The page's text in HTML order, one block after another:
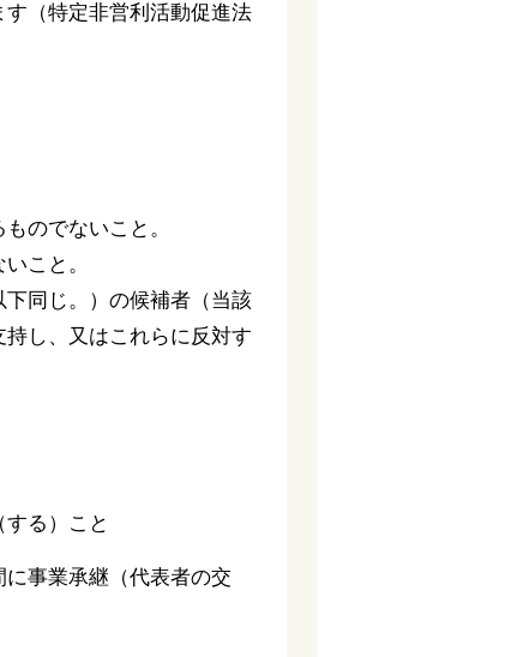
（特定非営利活動促進法
のでないこと。
こと。
同じ。）の候補者（当該
し、又はこれらに反対す
る）こと
事業承継（代表者の交